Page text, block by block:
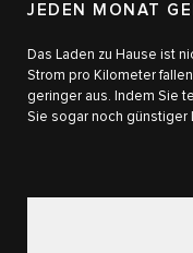
JEDEN MONAT
Das Laden zu Hause ist
Strom pro Kilometer
geringer aus. Indem Sie
Sie sogar noch günstiger